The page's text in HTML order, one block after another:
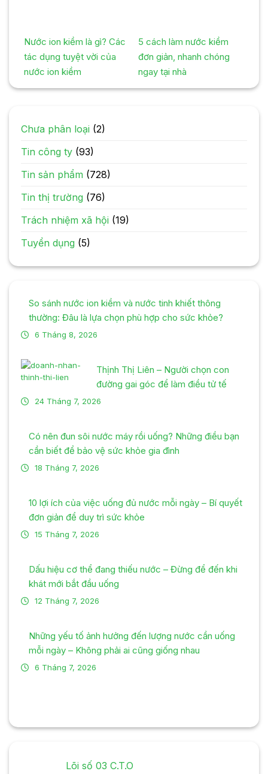
Nước ion kiềm là gì? Các
tác dụng tuyệt vời của
nước ion kiềm
5 cách làm nước kiềm
đơn giản, nhanh chóng
ngay tại nhà
Chưa phân loại (2)
Tin công ty (93)
Tin sản phẩm (728)
Tin thị trường (76)
Trách nhiệm xã hội (19)
Tuyển dụng (5)
So sánh nước ion kiềm và nước tinh khiết thông
thường: Đâu là lựa chọn phù hợp cho sức khỏe?
6 Tháng 8, 2026
Thịnh Thị Liên – Người chọn con
đường gai góc để làm điều tử tế
24 Tháng 7, 2026
Có nên đun sôi nước máy rồi uống? Những điều bạn
cần biết để bảo vệ sức khỏe gia đình
18 Tháng 7, 2026
10 lợi ích của việc uống đủ nước mỗi ngày – Bí quyết
đơn giản để duy trì sức khỏe
15 Tháng 7, 2026
Dấu hiệu cơ thể đang thiếu nước – Đừng để đến khi
khát mới bắt đầu uống
12 Tháng 7, 2026
Những yếu tố ảnh hưởng đến lượng nước cần uống
mỗi ngày – Không phải ai cũng giống nhau
6 Tháng 7, 2026
Lõi số 03 C.T.O